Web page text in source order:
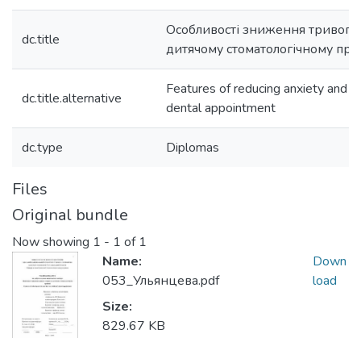
dc.title
Особливості зниження тривоги
дитячому стоматологічному
dc.title.alternative
Features of reducing anxiety and
dental appointment
dc.type Diplomas
Files
Original bundle
Now showing 1 - 1 of 1
Name:
053_Ульянцева.pdf
Size:
829.67 KB
Down
load